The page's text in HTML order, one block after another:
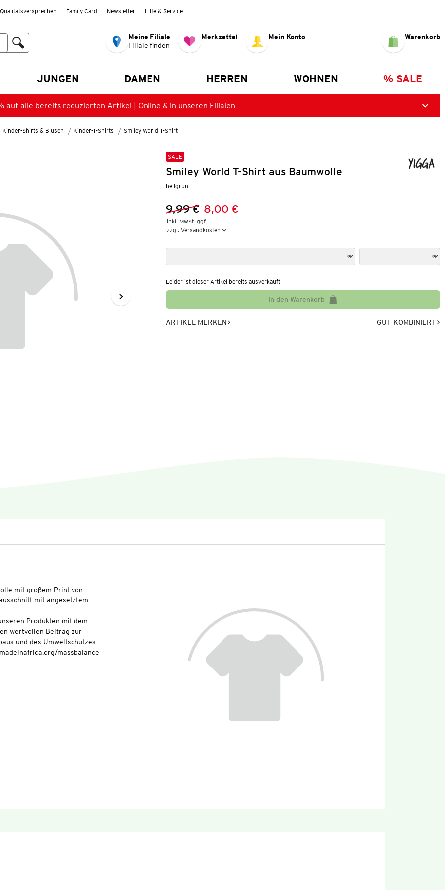
Qualitätsversprechen Family Card Newsletter Hilfe & Service
Meine Filiale
Filiale finden
Merkzettel Mein Konto Warenkorb
JUNGEN DAMEN HERREN WOHNEN % SALE
auf alle bereits reduzierten Artikel | Online & in unseren Filialen
Kinder-Shirts & Blusen Kinder-T-Shirts Smiley World T-Shirt
SALE
Smiley World T-Shirt aus Baumwolle
hellgrün
Vorheriger Preis:
9,99 €
Neuer Preis:
8,00 €
inkl. MwSt. ggf.
zzgl. Versandkosten
Leider ist dieser Artikel bereits ausverkauft
In den Warenkorb
ARTIKEL MERKEN GUT KOMBINIERT
mit großem Print von
mit angesetztem
Produkten mit dem
wertvollen Beitrag zur
und des Umweltschutzes
massbalance